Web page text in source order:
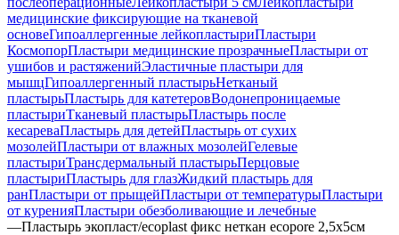
медицинские фиксирующие на тканевой
основеГипоаллергенные лейкопластыриПластыри
КосмопорПластыри медицинские прозрачныеПластыри от
ушибов и растяженийЭластичные пластыри для
мышцГипоаллергенный пластырьНетканый
пластырьПластырь для катетеровВодонепроницаемые
пластыриТканевый пластырьПластырь после
кесареваПластырь для детейПластырь от сухих
мозолейПластыри от влажных мозолейГелевые
пластыриТрансдермальный пластырьПерцовые
пластыриПластырь для глазЖидкий пластырь для
ранПластыри от прыщейПластыри от температурыПластыри
от куренияПластыри обезболивающие и лечебные
—Пластырь экопласт/ecoplast фикс неткан ecopore 2,5х5см